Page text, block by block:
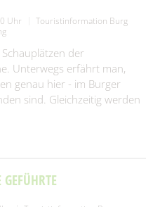
Uhr
Touristinformation Burg
der
Unterwegs erfährt man,
genau hier - im Burger
sind. Gleichzeitig werden